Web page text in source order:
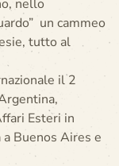
nello
un cammeo
tutto al
il 2
Esteri in
a Buenos Aires e